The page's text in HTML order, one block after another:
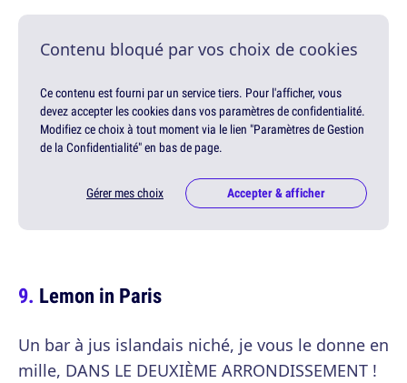
Contenu bloqué par vos choix de cookies
Ce contenu est fourni par un service tiers. Pour l'afficher, vous
devez accepter les cookies dans vos paramètres de confidentialité.
Modifiez ce choix à tout moment via le lien "Paramètres de Gestion
de la Confidentialité" en bas de page.
Gérer mes choix Accepter & afficher
Lemon in Paris
Un bar à jus islandais niché, je vous le donne en
mille, DANS LE DEUXIÈME ARRONDISSEMENT !